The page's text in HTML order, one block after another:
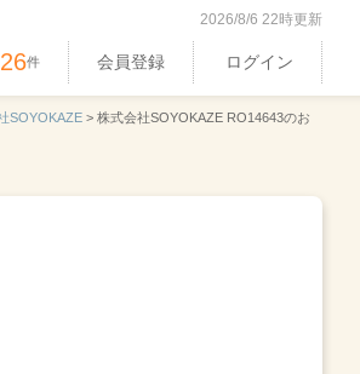
2026/8/6 22時更新
件 会員登録 ログイン
SOYOKAZE > 株式会社SOYOKAZE RO14643のお